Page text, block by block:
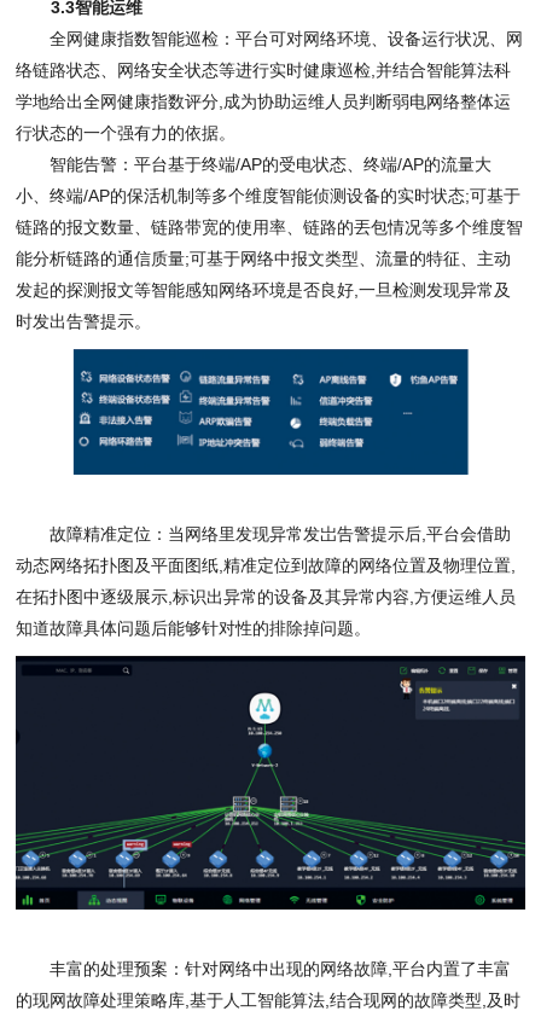
3.3智能运维
全网健康指数智能巡检：平台可对网络环境、设备运行状况、网
络链路状态、网络安全状态等进行实时健康巡检 ,并结合智能算法科
学地给出全网健康指数评分 成为协助运维人员判断弱电网络整体运
行状态的一个强有力的依据。
智能告警：平台基于终端/AP的受电状态、终端/AP的流量大
小、终端/AP的保活机制等多个维度智能侦测设备的实时状态;可基于
链路的报文数量、链路带宽的使用率、链路的丟包情况等多个维度智
能分析链路的通信质量;可基于网络中报文类型、流量的特征、主动
发起的探测报文等智能感知网络环境是否良好 ,一旦检测发现异常及
时发出告警提示。
故障精准定位：当网络里发现异常发岀告警提示后,平台会借助
动态网络拓扑图及平面图纸,精准定位到故障的网络位置及物理位置,
在拓扑图中逐级展示,标识出异常的设备及其异常内容,方便运维人员
知道故障具体问题后能够针对性的排除掉问题。
丰富的处理预案：针对网络中出现的网络故障 ,平台内置了丰富
的现网故障处理策略库 ,基于人工智能算法 ,结合现网的故障类型 及时